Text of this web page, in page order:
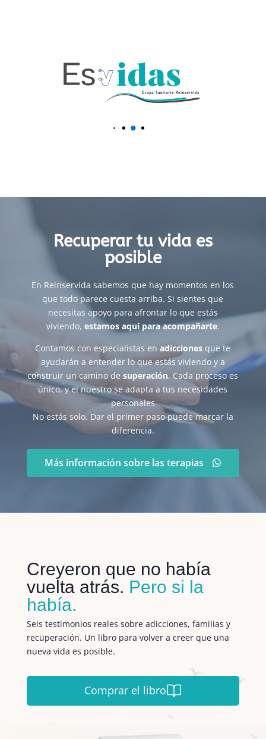
Recuperar tu vida es
posible
En Reinservida sabemos que hay momentos en los
que todo parece cuesta arriba. Si sientes que
necesitas apoyo para afrontar lo que estás
viviendo, estamos aquí para acompañarte.
Contamos con especialistas enadicciones que te
ayudarán a entender lo que estás viviendo y a
construir un camino desuperación. Cada proceso es
único, y el nuestro se adapta a tus necesidades
personales
No estás solo. Dar el primer paso puede marcar la
diferencia.
Más información sobre las terapias
Creyeron que no había
vuelta atrás. Pero si la
había.
Seis testimonios reales sobre adicciones, familias y
recuperación. Un libro para volver a creer que una
nueva vida es posible.
Comprar el libro